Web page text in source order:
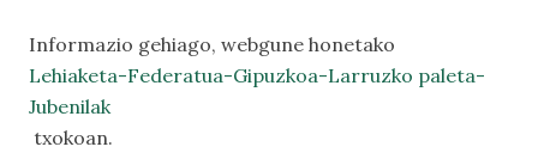
Informazio gehiago, webgune honetako
Lehiaketa-Federatua-Gipuzkoa-Larruzko paleta-
Jubenilak
txokoan.